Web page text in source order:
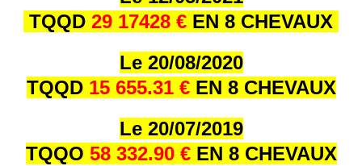
TQQD 29 17428 € EN 8 CHEVAUX
Le 20/08/2020
TQQD 15 655.31 € EN 8 CHEVAUX
Le 20/07/2019
TQQO 58 332.90 € EN 8 CHEVAUX